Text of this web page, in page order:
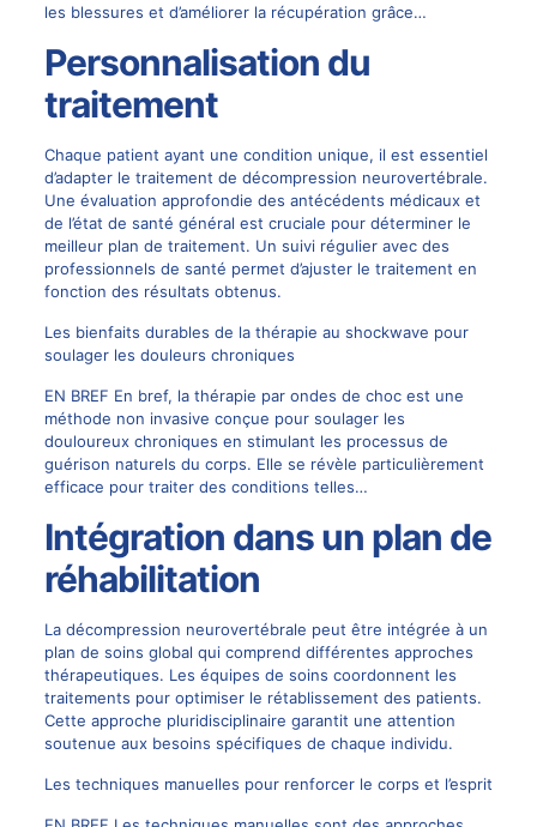
les blessures et d’améliorer la récupération grâce…
Personnalisation du
traitement
Chaque patient ayant une condition unique, il est essentiel
d’adapter le traitement de décompression neurovertébrale.
Une évaluation approfondie des antécédents médicaux et
de l’état de santé général est cruciale pour déterminer le
meilleur plan de traitement. Un suivi régulier avec des
professionnels de santé permet d’ajuster le traitement en
fonction des résultats obtenus.
Les bienfaits durables de la thérapie au shockwave pour
soulager les douleurs chroniques
EN BREF En bref, la thérapie par ondes de choc est une
méthode non invasive conçue pour soulager les
douloureux chroniques en stimulant les processus de
guérison naturels du corps. Elle se révèle particulièrement
efficace pour traiter des conditions telles…
Intégration dans un plan de
réhabilitation
La décompression neurovertébrale peut être intégrée à un
plan de soins global qui comprend différentes approches
thérapeutiques. Les équipes de soins coordonnent les
traitements pour optimiser le rétablissement des patients.
Cette approche pluridisciplinaire garantit une attention
soutenue aux besoins spécifiques de chaque individu.
Les techniques manuelles pour renforcer le corps et l’esprit